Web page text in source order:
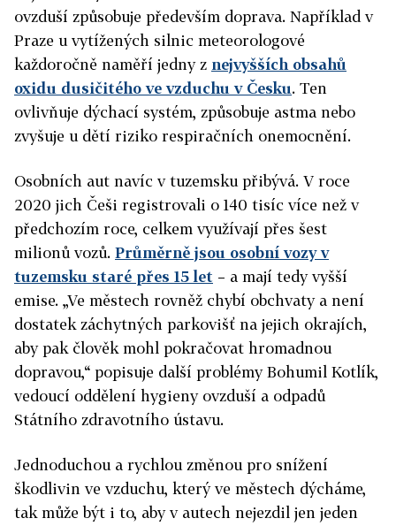
ovzduší způsobuje především doprava. Například v
Praze u vytížených silnic meteorologové
každoročně naměří jedny z nejvyšších obsahů
oxidu dusičitého ve vzduchu v Česku. Ten
ovlivňuje dýchací systém, způsobuje astma nebo
zvyšuje u dětí riziko respiračních onemocnění.
Osobních aut navíc v tuzemsku přibývá. V roce
2020 jich Češi registrovali o 140 tisíc více než v
předchozím roce, celkem využívají přes šest
milionů vozů. Průměrně jsou osobní vozy v
tuzemsku staré přes 15 let – a mají tedy vyšší
emise. „Ve městech rovněž chybí obchvaty a není
dostatek záchytných parkovišť na jejich okrajích,
aby pak člověk mohl pokračovat hromadnou
dopravou,“ popisuje další problémy Bohumil Kotlík,
vedoucí oddělení hygieny ovzduší a odpadů
Státního zdravotního ústavu.
Jednoduchou a rychlou změnou pro snížení
škodlivin ve vzduchu, který ve městech dýcháme,
tak může být i to, aby v autech nejezdil jen jeden